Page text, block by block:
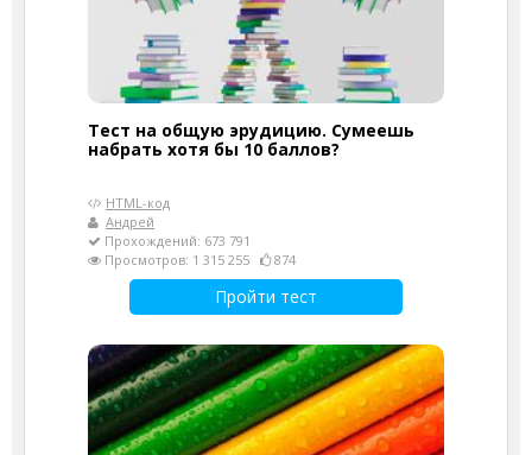
Тест на общую эрудицию. Сумеешь
набрать хотя бы 10 баллов?
HTML-код
Андрей
Прохождений: 673 791
Просмотров: 1 315 255
874
Пройти тест